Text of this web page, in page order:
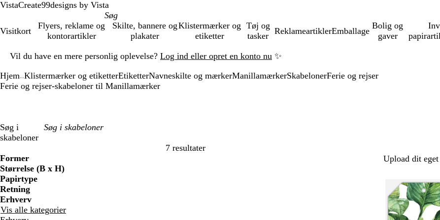
VistaCreate99designs by Vista
Visitkort
Flyers, reklame og
kontorartikler
Skilte, bannere og
plakater
Klistermærker og
etiketter
Tøj og
tasker
ReklameartiklerEmballage
Bolig og
gaver
Vil du have en mere personlig oplevelse? Log ind eller opret en konto nu ✨
1
Hjem Klistermærker og etiketterEtiketterNavneskilte og mærkerManillamærkerSkabelonerFerie og rejser
Ferie og rejser-skabeloner til Manillamærker
Søg i
skabeloner
7 resultater
Filtre
Former
Størrelse (B x H)
Papirtype
Retning
Erhverv
Vis alle kategorier
Upload dit